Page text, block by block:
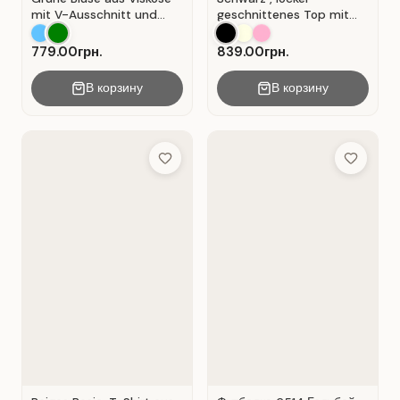
mit V-Ausschnitt und
Wickeloptik. Grün.
779.00грн.
В корзину
geschnittenes Top mit
durchbrochener
Spitzeneinlage.
839.00грн.
В корзину
Add to Wish List Add to